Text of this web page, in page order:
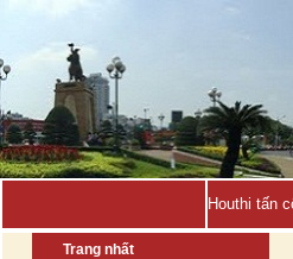
Việt Nam
Trang nhất